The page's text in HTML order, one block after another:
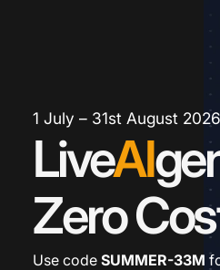
1 July – 31st August
LiveAI
Zero
Use code SUMMER-33M